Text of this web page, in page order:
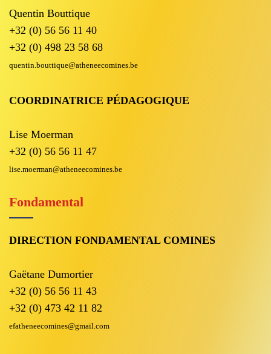
Quentin Bouttique
+32 (0) 56 56 11 40
+32 (0) 498 23 58 68
quentin.bouttique@atheneecomines.be
COORDINATRICE PÉDAGOGIQUE
Lise Moerman
+32 (0) 56 56 11 47
lise.moerman@atheneecomines.be
Fondamental
DIRECTION FONDAMENTAL COMINES
Gaëtane Dumortier
+32 (0) 56 56 11 43
+32 (0) 473 42 11 82
efatheneecomines@gmail.com